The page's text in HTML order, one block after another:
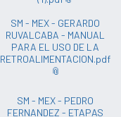
SM - MEX - GERARDO
RUVALCABA - MANUAL
PARA EL USO DE LA
RETROALIMENTACION.pdf
SM - MEX - PEDRO
FERNANDEZ - ETAPAS